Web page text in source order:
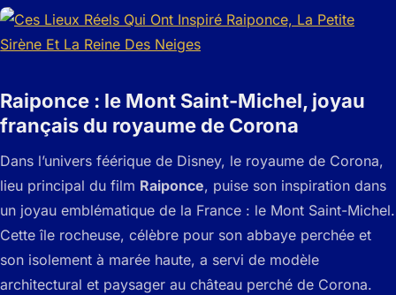
Raiponce : le Mont Saint-Michel, joyau
français du royaume de Corona
Dans l’univers féérique de Disney, le royaume de Corona,
lieu principal du film Raiponce, puise son inspiration dans
un joyau emblématique de la France : le Mont Saint-Michel.
Cette île rocheuse, célèbre pour son abbaye perchée et
son isolement à marée haute, a servi de modèle
architectural et paysager au château perché de Corona.